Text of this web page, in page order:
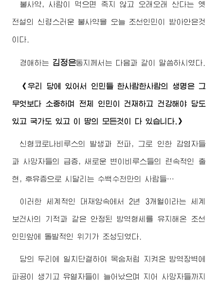
불사약, 사람이 먹으면 죽지 않고 오래오래 산다는 옛
전설의 신령스러운 불사약을 오늘 조선인민이 받아안은것
이다.
경애하는 김정은동지 께서는 다음과 같이 말씀하시였다.
《우리 당에 있어서 인민들 한사람한사람의 생명은 그
무엇보다 소중하며 전체 인민이 건재하고 건강해야 당도
있고 국가도 있고 이 땅의 모든것이 다 있습니다.》
신형코로나비루스의 발생과 전파, 그로 인한 감염자들
과 사망자들의 급증, 새로운 변이비루스들의 련속적인 출
현, 후유증으로 시달리는 수백수천만의 사람들…
이러한 세계적인 대재앙속에서 2년 3개월이라는 세계
보건사의 기적과 같은 안정된 방역형세를 유지해온 조선
인민앞에 돌발적인 위기가 조성되였다.
당의 두리에 일치단결하여 목숨처럼 지켜온 방역장벽에
파공이 생기고 유열자들이 늘어났으며 지어 사망자들까지